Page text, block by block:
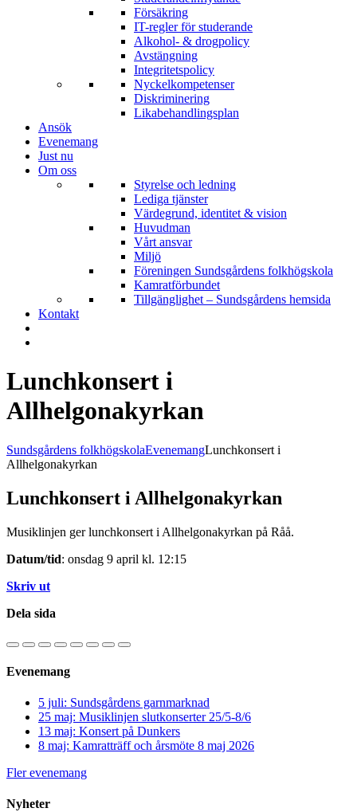
Försäkring
IT-regler för studerande
Alkohol- & drogpolicy
Avstängning
Integritetspolicy
Nyckelkompetenser
Diskriminering
Likabehandlingsplan
Ansök
Evenemang
Just nu
Om oss
Styrelse och ledning
Lediga tjänster
Värdegrund, identitet & vision
Huvudman
Vårt ansvar
Miljö
Föreningen Sundsgårdens folkhögskola
Kamratförbundet
Tillgänglighet – Sundsgårdens hemsida
Kontakt
Lunchkonsert i
Allhelgonakyrkan
Sundsgårdens folkhögskolaEvenemangLunchkonsert i
Allhelgonakyrkan
Lunchkonsert i Allhelgonakyrkan
Musiklinjen ger lunchkonsert i Allhelgonakyrkan på Råå.
Datum/tid: onsdag 9 april kl. 12:15
Skriv ut
Dela sida
Evenemang
5 juli: Sundsgårdens garnmarknad
25 maj: Musiklinjen slutkonserter 25/5-8/6
13 maj: Konsert på Dunkers
8 maj: Kamratträff och årsmöte 8 maj 2026
Fler evenemang
Nyheter